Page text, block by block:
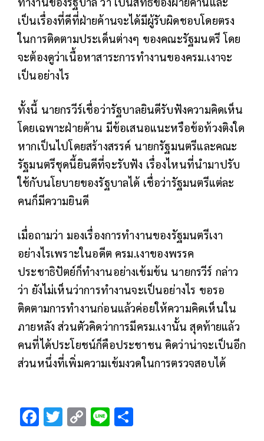
เป็นเรื่องที่ดีที่ฝ่ายค้านจะได้มีผู้รับผิดชอบโดยตรง
ในการติดตามประเด็นต่างๆ ของคณะรัฐมนตรี โดย
จะต้องดูว่าเนื้อหาสาระการทำงานของครม.เงาจะ
เป็นอย่างไร
ทั้งนี้ นายกรวีร์เชื่อว่ารัฐบาลยินดีรับฟังความคิดเห็น
โดยเฉพาะฝ่ายค้าน มีข้อเสนอแนะหรือข้อท้วงติงใด
หากเป็นไปโดยสร้างสรรค์ นายกรัฐมนตรีและคณะ
รัฐมนตรีชุดนี้ยินดีที่จะรับฟัง เรื่องไหนที่นำมาปรับ
ใช้กับนโยบายของรัฐบาลได้ เชื่อว่ารัฐมนตรีแต่ละ
คนก็มีความยินดี
เมื่อถามว่า มองเรื่องการทำงานของรัฐมนตรีเงา
อย่างไรเพราะในอดีต ครม.เงาของพรรค
ประชาธิปัตย์ก็ทำงานอย่างเข้มข้น นายกรวีร์ กล่าว
ว่า ยังไม่เห็นว่าการทำงานจะเป็นอย่างไร ขอรอ
ติดตามการทำงานก่อนแล้วค่อยให้ความคิดเห็นใน
ภายหลัง ส่วนตัวคิดว่าการมีครม.เงานั้น สุดท้ายแล้ว
คนที่ได้ประโยชน์ก็คือประชาชน คิดว่าน่าจะเป็นอีก
ส่วนหนึ่งที่เพิ่มความเข้มงวดในการตรวจสอบได้
F T C Li